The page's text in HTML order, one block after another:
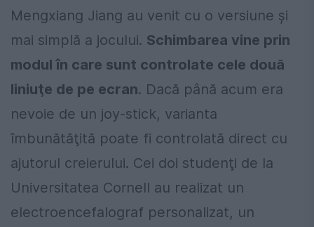
Mengxiang Jiang au venit cu o versiune şi
mai simplă a jocului. Schimbarea vine prin
modul în care sunt controlate cele două
liniuţe de pe ecran. Dacă până acum era
nevoie de un joy-stick, varianta
îmbunătăţită poate fi controlată direct cu
ajutorul creierului. Cei doi studenţi de la
Universitatea Cornell au realizat un
electroencefalograf personalizat, un